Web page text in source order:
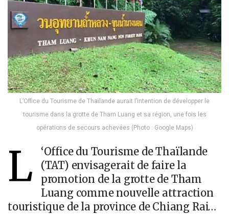
L’Office du Tourisme de Thaïlande aurait l’intention de développer le
tourisme dans la grotte de Tham Luang et sa région, une fois les
opérations de secours achevées (Photo : Google Maps)
L
‘Office du Tourisme de Thaïlande
(TAT) envisagerait de faire la
promotion de la grotte de Tham
Luang comme nouvelle attraction
touristique de la province de Chiang Rai…